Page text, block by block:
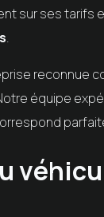
sur ses tarifs
.
reconnue
équipe